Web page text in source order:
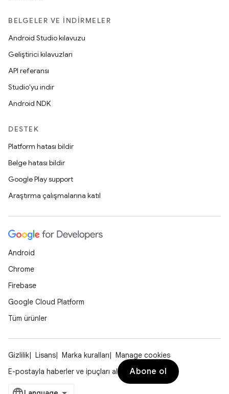
BELGELER VE İNDIRMELER
Android Studio kılavuzu
Geliştirici kılavuzları
API referansı
Studio'yu indir
Android NDK
DESTEK
Platform hatası bildir
Belge hatası bildir
Google Play support
Araştırma çalışmalarına katıl
Android
Chrome
Firebase
Google Cloud Platform
Tüm ürünler
Gizlilik Lisans Marka kuralları
Manage cookies
E-postayla haberler ve ipuçları al
Abone ol